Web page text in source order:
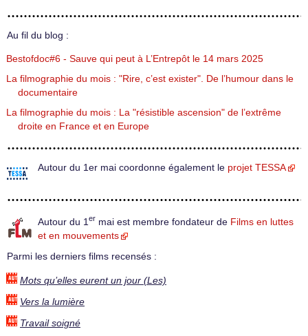
Au fil du blog :
Bestofdoc#6 - Sauve qui peut à L’Entrepôt le 14 mars 2025
La filmographie du mois : "Rire, c’est exister". De l’humour dans le
documentaire
La filmographie du mois : La "résistible ascension" de l’extrême
droite en France et en Europe
Autour du 1er mai coordonne également le projet TESSA
Autour du 1 er mai est membre fondateur de Films en luttes
et en mouvements
Parmi les derniers films recensés :
Mots qu’elles eurent un jour (Les)
Vers la lumière
Travail soigné